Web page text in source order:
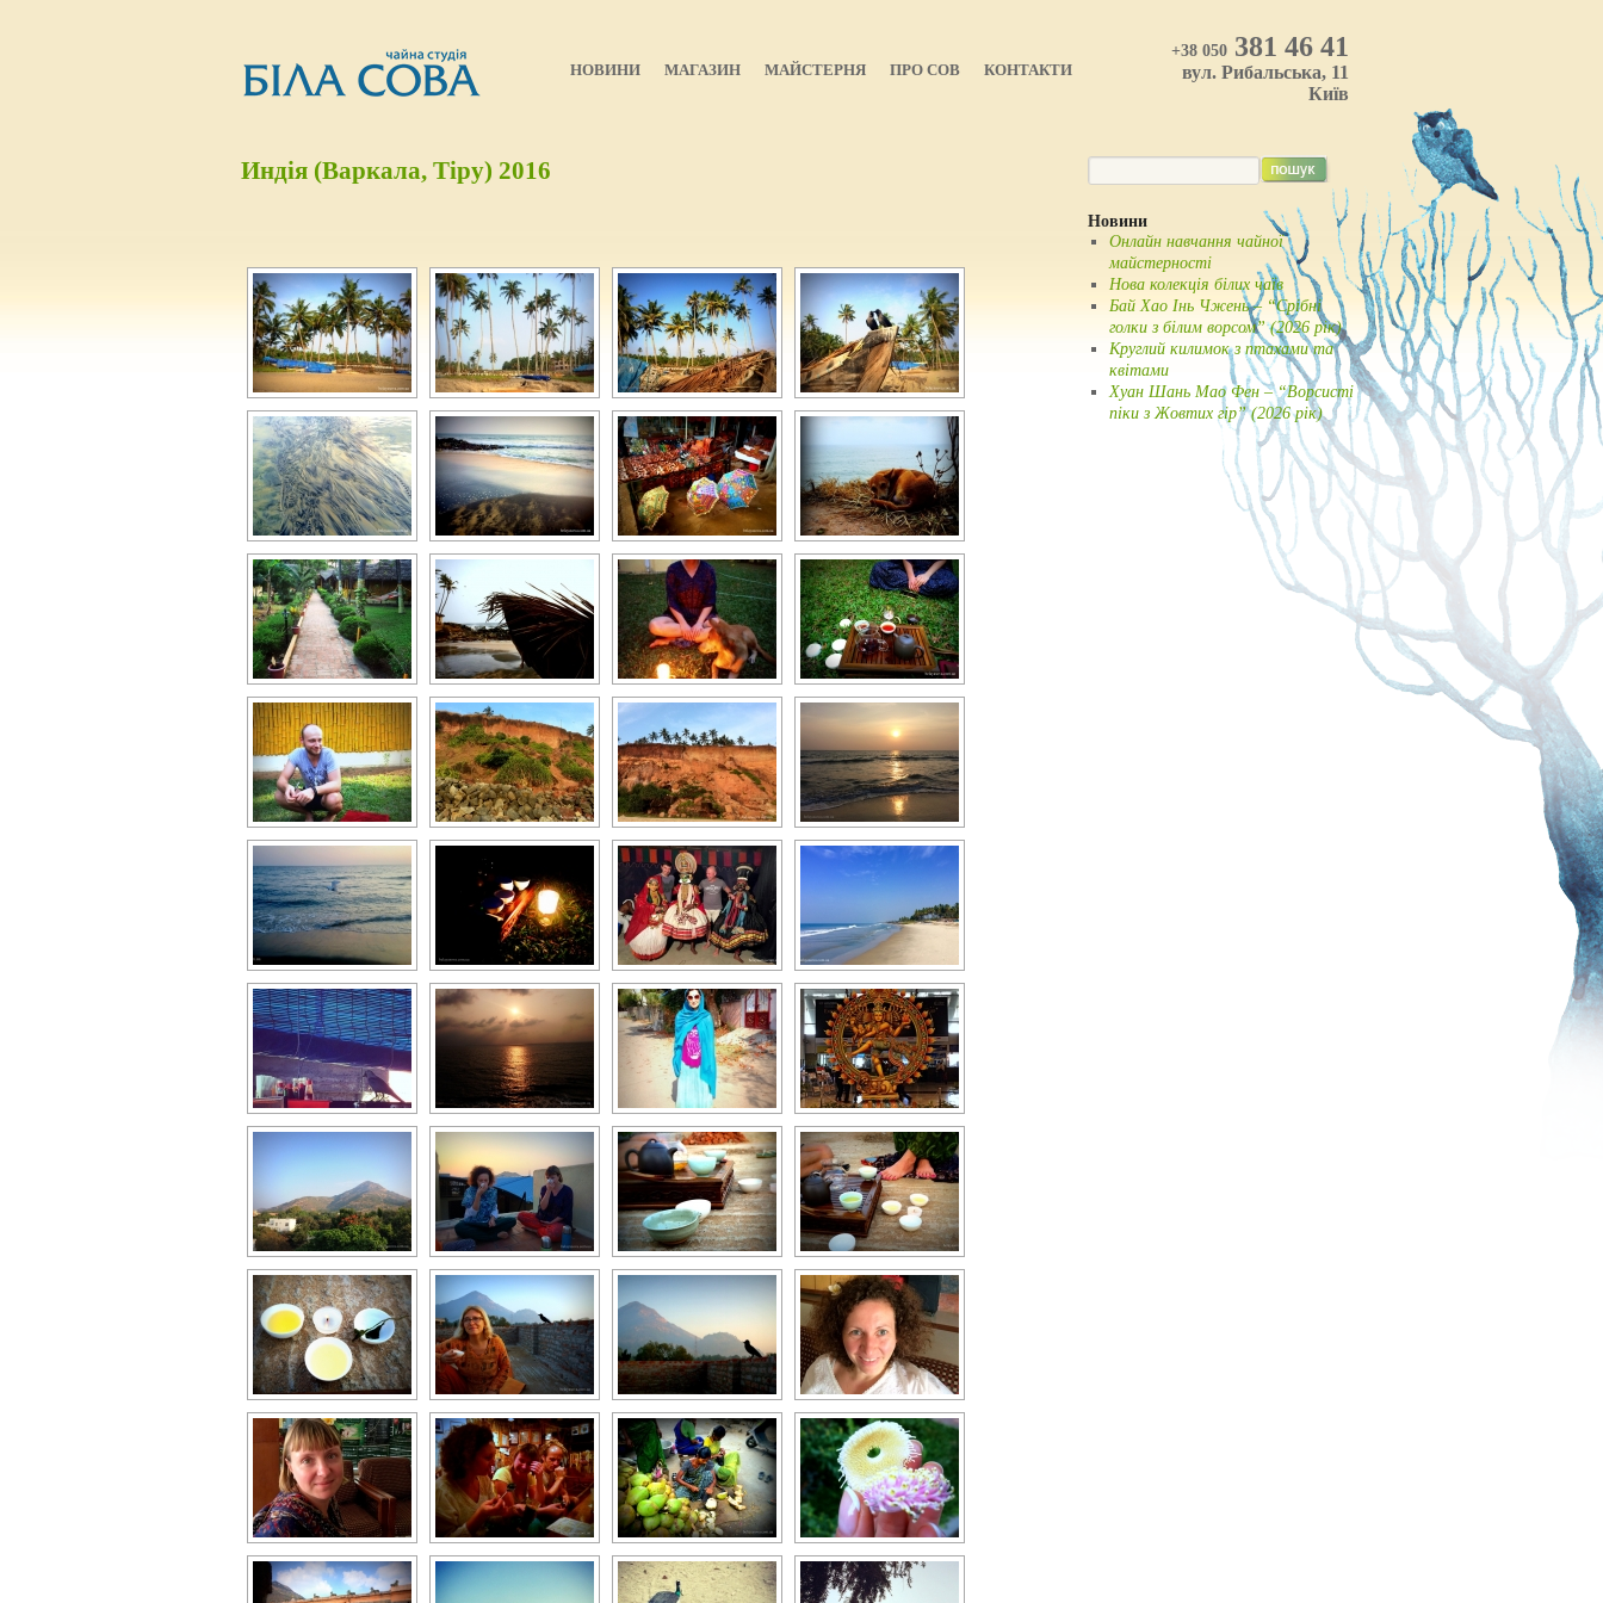
НОВИНИ МАГАЗИН МАЙСТЕРНЯ ПРО СОВ КОНТАКТИ
+38 050 381 46 41
вул. Рибальська, 11
Київ
Индія (Варкала, Тіру) 2016
Новини
Онлайн навчання чайної
майстерності
Нова колекція білих чаїв
Бай Хао Інь Чжень – “Срібні
голки з білим ворсом” (2026 рік)
Круглий килимок з птахами та
квітами
Хуан Шань Мао Фен – “Ворсисті
піки з Жовтих гір” (2026 рік)